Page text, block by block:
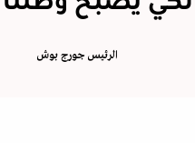
الرئيس جورج بوش